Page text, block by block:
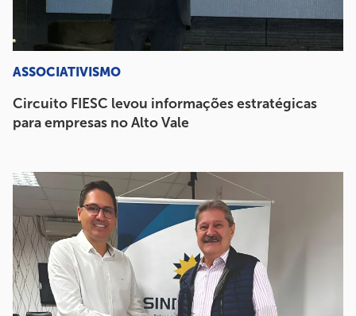
ASSOCIATIVISMO
Circuito FIESC levou informações estratégicas
para empresas no Alto Vale